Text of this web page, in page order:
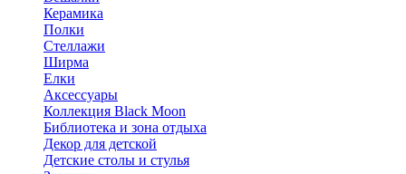
Керамика
Полки
Стеллажи
Ширма
Елки
Аксессуары
Коллекция Black Moon
Библиотека и зона отдыха
Декор для детской
Детские столы и стулья